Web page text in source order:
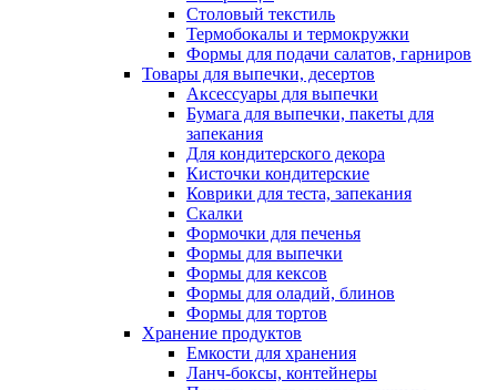
Столовый текстиль
Термобокалы и термокружки
Формы для подачи салатов, гарниров
Товары для выпечки, десертов
Аксессуары для выпечки
Бумага для выпечки, пакеты для
запекания
Для кондитерского декора
Кисточки кондитерские
Коврики для теста, запекания
Скалки
Формочки для печенья
Формы для выпечки
Формы для кексов
Формы для оладий, блинов
Формы для тортов
Хранение продуктов
Емкости для хранения
Ланч-боксы, контейнеры